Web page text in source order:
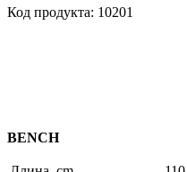
Код продукта: 10201
BENCH